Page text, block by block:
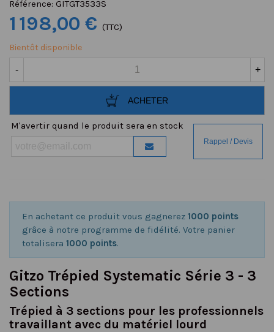
Référence: GITGT3533S
1 198,00 € (TTC)
Bientôt disponible
- +
ACHETER
M'avertir quand le produit sera en stock
En achetant ce produit vous gagnerez 1000 points
grâce à notre programme de fidélité. Votre panier
totalisera 1000 points.
Gitzo Trépied Systematic Série 3 - 3
Sections
Trépied à 3 sections pour les professionnels
travaillant avec du matériel lourd